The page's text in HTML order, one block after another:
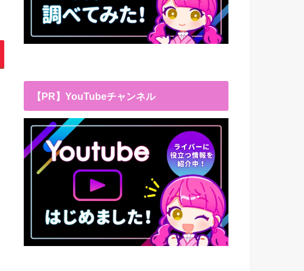
【PR】YouTubeチャンネル